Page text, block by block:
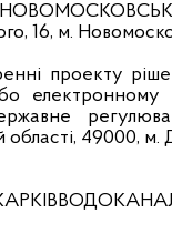
16, м.
проекту
електронному
49000, м.